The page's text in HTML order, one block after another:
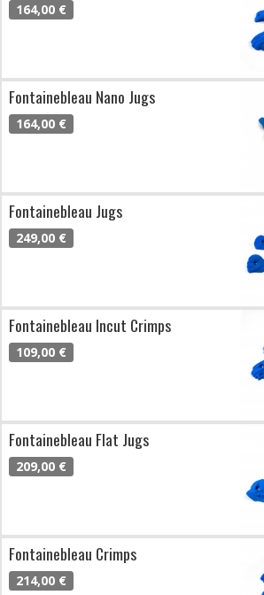
164,00 €
Fontainebleau Nano Jugs
164,00 €
Fontainebleau Jugs
249,00 €
Fontainebleau Incut Crimps
109,00 €
Fontainebleau Flat Jugs
209,00 €
Fontainebleau Crimps
214,00 €